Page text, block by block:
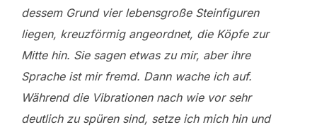
dessem Grund vier lebensgroße Steinfiguren
liegen, kreuzförmig angeordnet, die Köpfe zur
Mitte hin. Sie sagen etwas zu mir, aber ihre
Sprache ist mir fremd. Dann wache ich auf.
Während die Vibrationen nach wie vor sehr
deutlich zu spüren sind, setze ich mich hin und